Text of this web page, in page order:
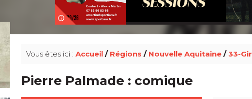
info_outline
Vous êtes ici : Accueil/ Régions / Nouvelle Aquitaine/ 33-
Pierre Palmade : comique